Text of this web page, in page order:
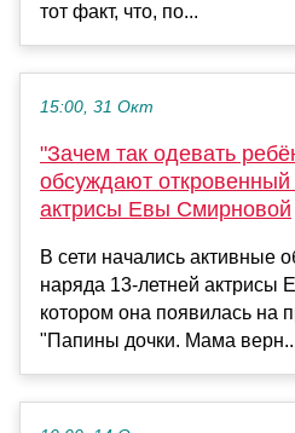
тот факт, что, по...
15:00, 31 Окт
"Зачем так одевать
обсуждают
актрисы Евы Смирновой
В сети начались активные
наряда 13-летней актрисы
котором она появилась на
"Папины дочки. Мама